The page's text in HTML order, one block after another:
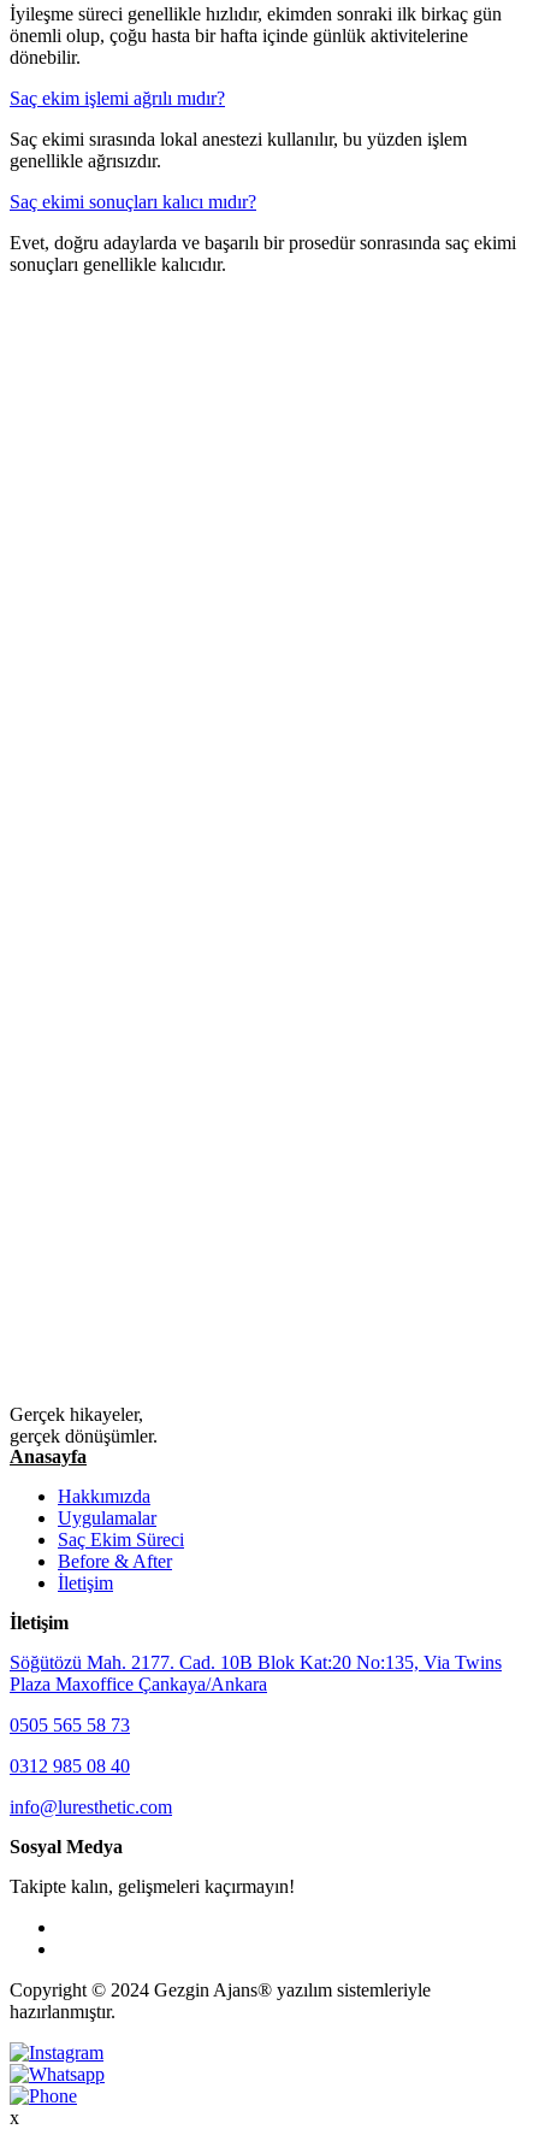
İyileşme süreci genellikle hızlıdır, ekimden sonraki ilk birkaç gün
önemli olup, çoğu hasta bir hafta içinde günlük aktivitelerine
dönebilir.
Saç ekim işlemi ağrılı mıdır?
Saç ekimi sırasında lokal anestezi kullanılır, bu yüzden işlem
genellikle ağrısızdır.
Saç ekimi sonuçları kalıcı mıdır?
Evet, doğru adaylarda ve başarılı bir prosedür sonrasında saç ekimi
sonuçları genellikle kalıcıdır.
Gerçek hikayeler,
gerçek dönüşümler.
Anasayfa
Hakkımızda
Uygulamalar
Saç Ekim Süreci
Before & After
İletişim
İletişim
Söğütözü Mah. 2177. Cad. 10B Blok Kat:20 No:135, Via Twins
Plaza Maxoffice Çankaya/Ankara
0505 565 58 73
0312 985 08 40
info@luresthetic.com
Sosyal Medya
Takipte kalın, gelişmeleri kaçırmayın!
Copyright © 2024 Gezgin Ajans® yazılım sistemleriyle
hazırlanmıştır.
x